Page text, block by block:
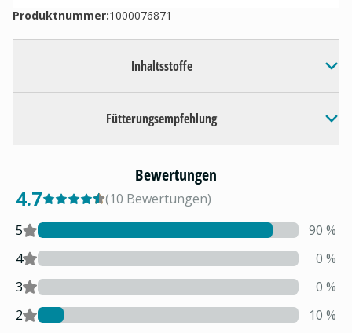
Produktnummer:1000076871
Inhaltsstoffe
Fütterungsempfehlung
Bewertungen
4.7 (10 Bewertungen)
5
90 %
4
0 %
3
0 %
2
10 %